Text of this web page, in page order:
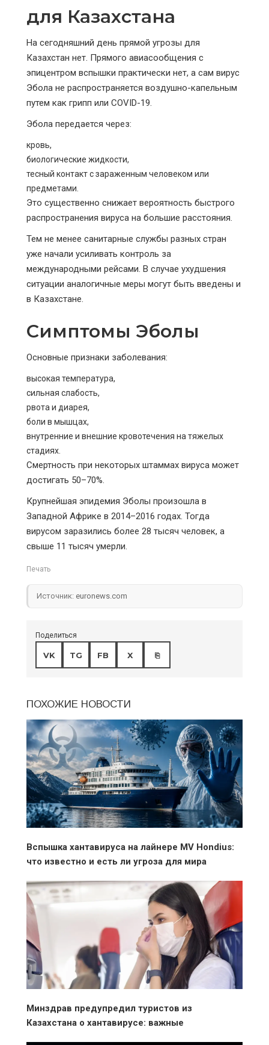
для Казахстана
На сегодняшний день прямой угрозы для
Казахстан нет. Прямого авиасообщения с
эпицентром вспышки практически нет, а сам вирус
Эбола не распространяется воздушно-капельным
путем как грипп или COVID-19.
Эбола передается через:
кровь,
биологические жидкости,
тесный контакт с зараженным человеком или
предметами.
Это существенно снижает вероятность быстрого
распространения вируса на большие расстояния.
Тем не менее санитарные службы разных стран
уже начали усиливать контроль за
международными рейсами. В случае ухудшения
ситуации аналогичные меры могут быть введены и
в Казахстане.
Симптомы Эболы
Основные признаки заболевания:
высокая температура,
сильная слабость,
рвота и диарея,
боли в мышцах,
внутренние и внешние кровотечения на тяжелых
стадиях.
Смертность при некоторых штаммах вируса может
достигать 50–70%.
Крупнейшая эпидемия Эболы произошла в
Западной Африке в 2014–2016 годах. Тогда
вирусом заразились более 28 тысяч человек, а
свыше 11 тысяч умерли.
Печать
Источник: euronews.com
Поделиться
VK TG FB X ⎘
ПОХОЖИЕ НОВОСТИ
Вспышка хантавируса на лайнере MV Hondius:
что известно и есть ли угроза для мира
Минздрав предупредил туристов из
Казахстана о хантавирусе: важные